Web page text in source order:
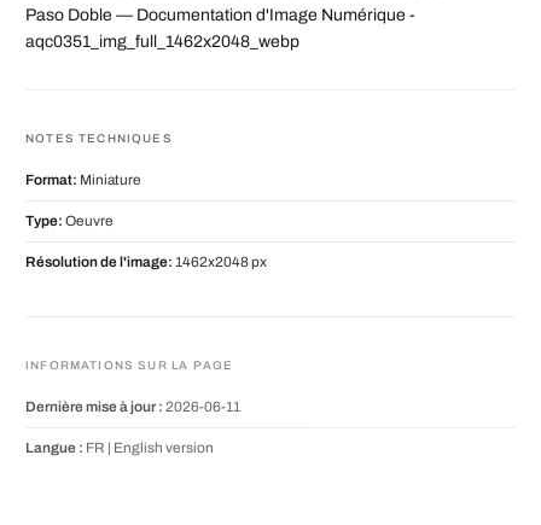
Paso Doble — Documentation d'Image Numérique -
aqc0351_img_full_1462x2048_webp
NOTES TECHNIQUES
Format: Miniature
Type: Oeuvre
Résolution de l'image: 1462x2048 px
INFORMATIONS SUR LA PAGE
Dernière mise à jour : 2026-06-11
Langue : FR | English version